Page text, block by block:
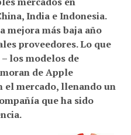
,IndiaeIndonesia
mejora más baja año
proveedores. Lo que
los modelos de
deApple
mercado, llenando un
que ha sido